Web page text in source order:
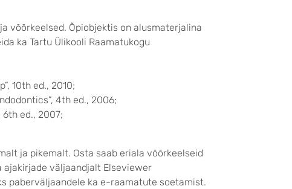
võõrkeelsed. Õpiobjektis on alusmaterjalina
ka Tartu Ülikooli Raamatukogu
10th ed., 2010;
4th ed., 2006;
6th ed., 2007;
ja pikemalt. Osta saab eriala võõrkeelseid
väljaandjalt Elseviewer
paberväljaandele ka e-raamatute soetamist.